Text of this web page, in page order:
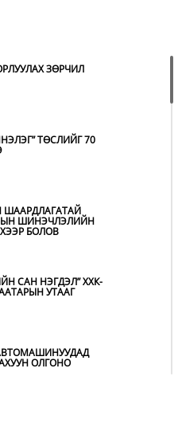
ЗӨРЧИЛ
ТӨСЛИЙГ 70
ШААРДЛАГАТАЙ
ЫН ШИНЭЧЛЭЛИЙН
БОЛОВ
САН НЭГДЭЛ” ХХК-
УТААГ
ОЛГОНО
150150